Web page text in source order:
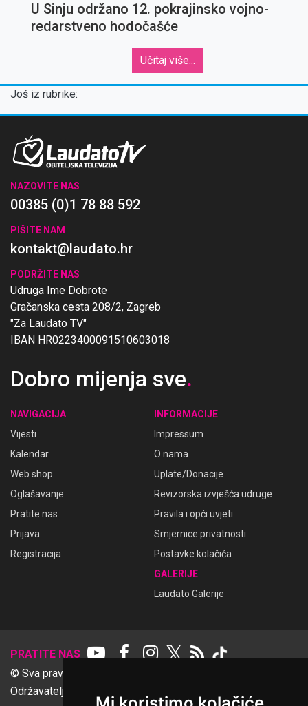
U Sinju održano 12. pokrajinsko vojno-
redarstveno hodočašće
Učitaj više...
Još iz rubrike:
NAZOVITE NAS
00385 (0)1 78 88 592
PIŠITE NAM
kontakt@laudato.hr
PODRŽITE NAS
Udruga Ime Dobrote
Gračanska cesta 208/2, Zagreb
"Za Laudato TV"
IBAN HR0223400091510603018
Dobro mijenja sve.
NAVIGACIJA
Vijesti
Kalendar
Web shop
Oglašavanje
Pratite nas
Prijava
Registracija
INFORMACIJE
Impressum
O nama
Uplate/Donacije
Revizorska izvješća udruge
Pravila i opći uvjeti
Smjernice privatnosti
Postavke kolačića
GALERIJE
Laudato Galerije
PRATITE NAS 𝕏
© Sva prava pridržana Udruga Ime dobrote
Održavatelj Netcom d.o.o., Riva 6, Rijeka